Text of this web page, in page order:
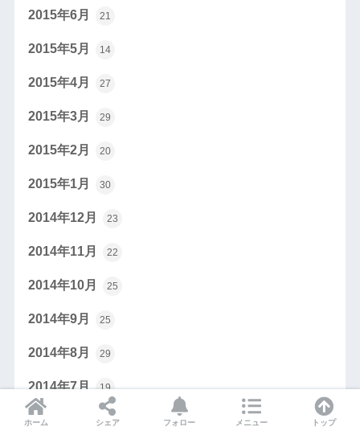
2015年6月 21
2015年5月 14
2015年4月 27
2015年3月 29
2015年2月 20
2015年1月 30
2014年12月 23
2014年11月 22
2014年10月 25
2014年9月 25
2014年8月 29
2014年7月 19
2014年6月 15
ホーム シェア フォロー メニュー トップ